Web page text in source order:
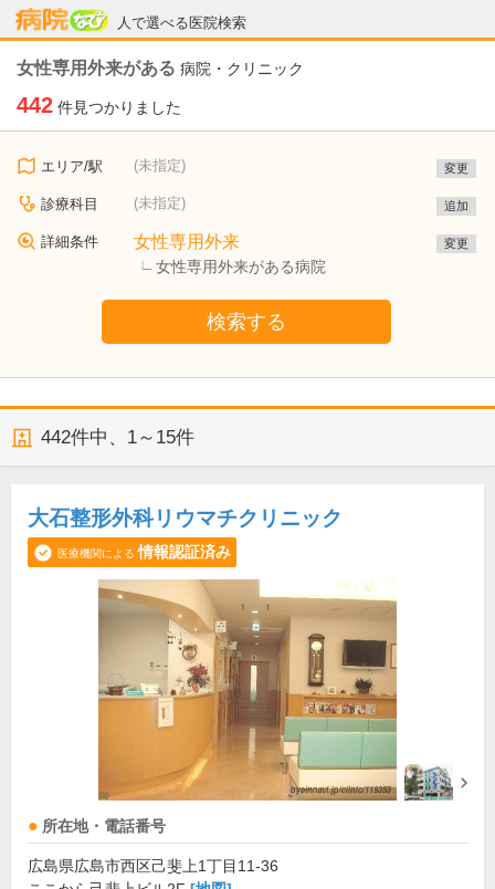
人で選べる医院検索
病院なび
女性専用外来がある 病院・クリニック
442 件見つかりました
エリア/駅 (未指定) 変更
診療科目 (未指定) 追加
詳細条件 女性専用外来
女性専用外来がある病院
変更
検索する
442件中、 1～15件
大石整形外科リウマチクリニック
医療機関による 情報認証済み
所在地・電話番号
広島県広島市西区己斐上1丁目11-36